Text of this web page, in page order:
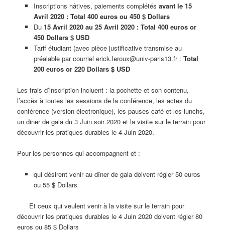
Inscriptions hâtives, paiements complétés avant le 15
Avril 2020 : Total 400 euros ou 450 $ Dollars
Du 15 Avril 2020 au 25 Avril 2020 : Total 400 euros or
450 Dollars $ USD
Tarif étudiant (avec pièce justificative transmise au
préalable par courriel erick.leroux@univ-paris13.fr : Total
200 euros or 220 Dollars $ USD
Les frais d’inscription incluent : la pochette et son contenu,
l’accès à toutes les sessions de la conférence, les actes du
conférence (version électronique), les pauses-café et les lunchs,
un diner de gala du 3 Juin soir 2020 et la visite sur le terrain pour
découvrir les pratiques durables le 4 Juin 2020.
Pour les personnes qui accompagnent et :
qui désirent venir au dîner de gala doivent régler 50 euros
ou 55 $ Dollars
Et ceux qui veulent venir à la visite sur le terrain pour
découvrir les pratiques durables le 4 Juin 2020 doivent régler 80
euros ou 85 $ Dollars